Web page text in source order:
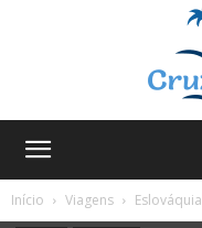
Início
Viagens Eslováquia